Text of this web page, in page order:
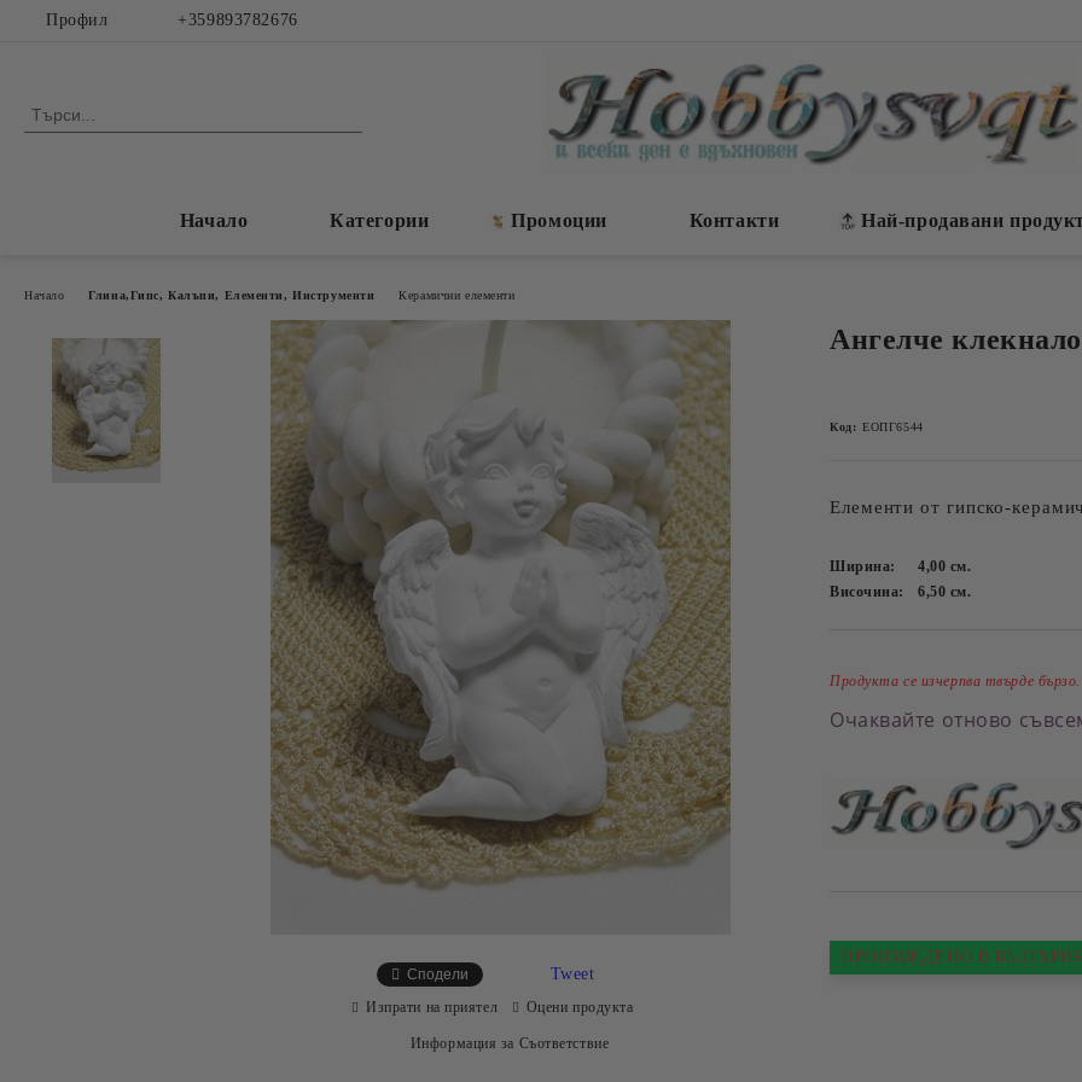
Профил +359893782676
Начало Категории Промоции Контакти Най-продавани
Начало Глина,Гипс, Калъпи, Елементи, Инструменти Керамични елементи
Ангелче
Код: ЕОПГ6544
Елементи от гипско-
Ширина: 4,00 см.
Височина:
6,50 см.
Продукта се изчерпва твърде бързо.
Очаквайте отново
ПРОИЗВЕДЕНО В
Сподели Tweet
Изпрати на приятел Оцени продукта
Информация за Съответствие